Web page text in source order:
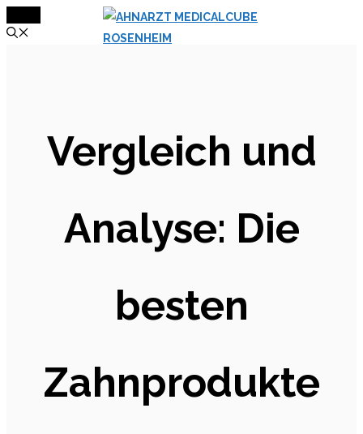
Inhalt
Vergleich und
Analyse: Die
besten
Zahnprodukte